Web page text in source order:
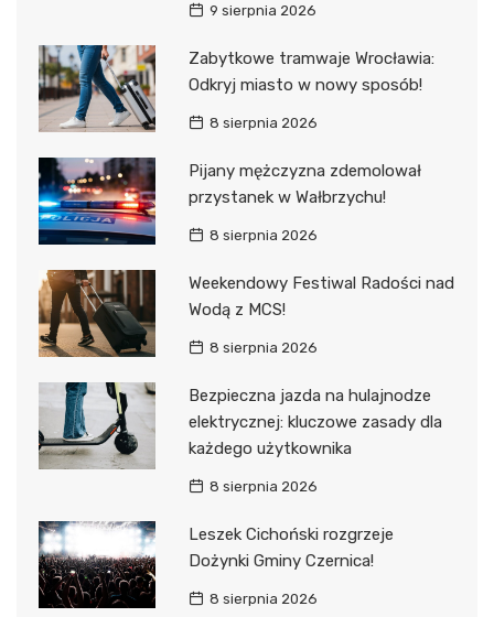
9 sierpnia 2026
Zabytkowe tramwaje Wrocławia:
Odkryj miasto w nowy sposób!
8 sierpnia 2026
Pijany mężczyzna zdemolował
przystanek w Wałbrzychu!
8 sierpnia 2026
Weekendowy Festiwal Radości nad
Wodą z MCS!
8 sierpnia 2026
Bezpieczna jazda na hulajnodze
elektrycznej: kluczowe zasady dla
każdego użytkownika
8 sierpnia 2026
Leszek Cichoński rozgrzeje
Dożynki Gminy Czernica!
8 sierpnia 2026